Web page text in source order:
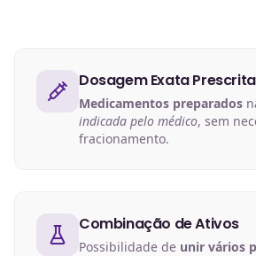
Dosagem Exata Prescrita
Medicamentos preparados
indicada pelo médico, sem
fracionamento.
Combinação de Ativos
Possibilidade de unir vários